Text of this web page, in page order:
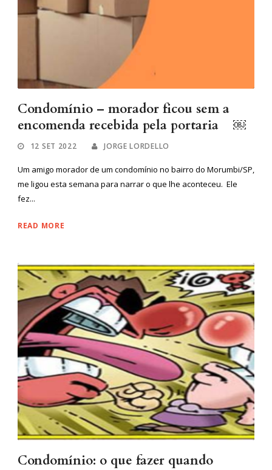
Condomínio – morador ficou sem a
encomenda recebida pela portaria ￼
12 SET 2022 JORGE LORDELLO
Um amigo morador de um condomínio no bairro do Morumbi/SP,
me ligou esta semana para narrar o que lhe aconteceu. Ele
fez...
READ MORE
Condomínio: o que fazer quando